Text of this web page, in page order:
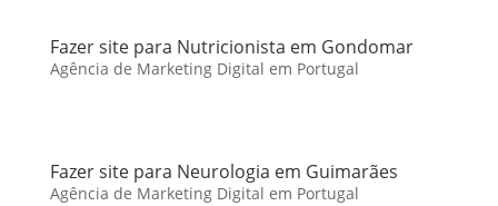
Fazer site para Nutricionista em Gondomar
Agência de Marketing Digital em Portugal
Fazer site para Neurologia em Guimarães
Agência de Marketing Digital em Portugal